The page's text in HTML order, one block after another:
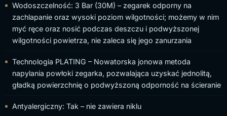
Wodoszczelność: 3 Bar (30M) – zegarek odporny na
zachlapanie oraz wysoki poziom wilgotności; możemy w nim
myć ręce oraz nosić podczas deszczu i podwyższonej
wilgotności powietrza, nie zaleca się jego zanurzania
Technologia PLATING – Nowatorska jonowa metoda
napylania powłoki zegarka, pozwalająca uzyskać jednolitą,
gładką powierzchnię o podwyższoną odporność na ścieranie
Antyalergiczny: Tak – nie zawiera niklu